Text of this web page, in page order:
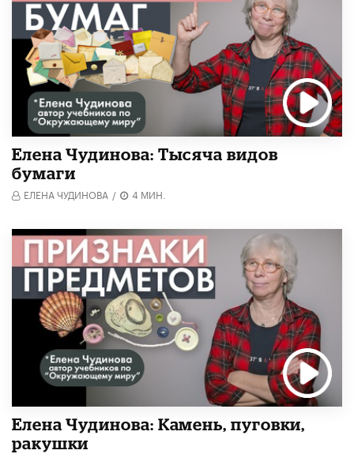
Елена Чудинова: Тысяча видов
бумаги
ЕЛЕНА ЧУДИНОВА / 4 МИН.
Елена Чудинова: Камень, пуговки,
ракушки